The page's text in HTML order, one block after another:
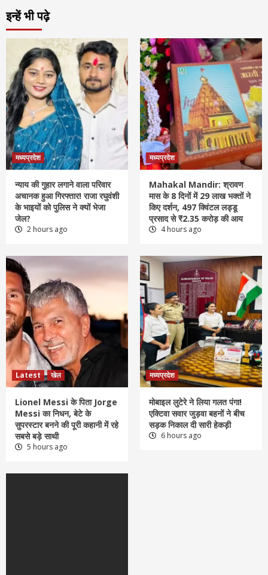
इन्हें भी पढ़े
मध्यप्रदेश
न्याय की गुहार लगाने वाला परिवार
अचानक हुआ गिरफ्तार! राजा रघुवंशी
के भाइयों को पुलिस ने क्यों भेजा
जेल?
2 hours ago
मध्यप्रदेश
Mahakal Mandir: श्रावण
मास के 8 दिनों में 29 लाख भक्तों ने
किए दर्शन, 497 क्विंटल लड्डू
प्रसाद से ₹2.35 करोड़ की आय
4 hours ago
Latest खेल
Lionel Messi के पिता Jorge
Messi का निधन, बेटे के
सुपरस्टार बनने की पूरी कहानी में रहे
सबसे बड़े साथी
5 hours ago
मध्यप्रदेश
मोबाइल लुटेरे ने लिया गलत पंगा!
एक्टिवा सवार जुड़वा बहनों ने बीच
सड़क निकाल दी सारी हेकड़ी
6 hours ago